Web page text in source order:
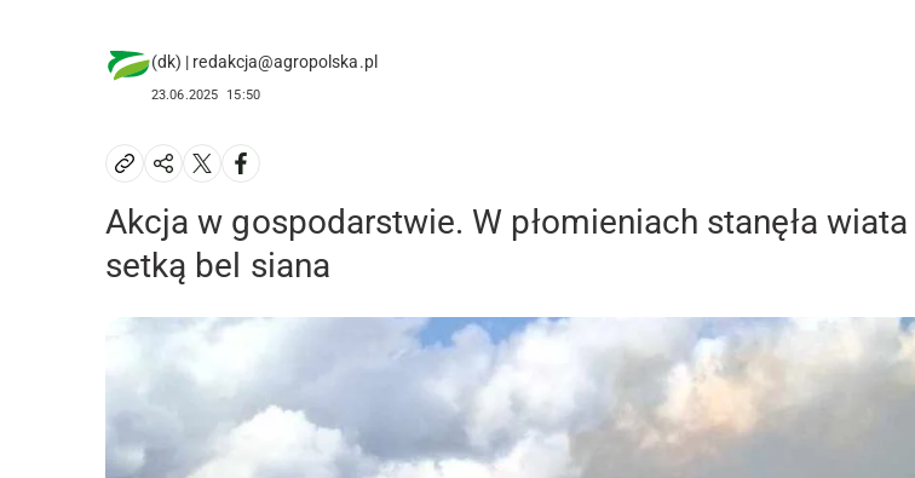
(dk) | redakcja@agropolska.pl
23.06.2025 15:50
Akcja w gospodarstwie. W płomieniach stanęła wiata
setką bel siana